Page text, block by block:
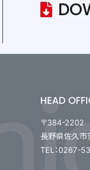
HEAD
〒384-2202
長野県佐久市
TEL：0267-